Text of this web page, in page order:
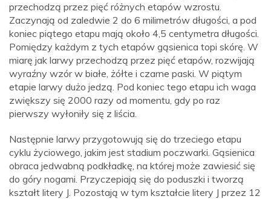
przechodzą przez pięć różnych etapów wzrostu.
Zaczynają od zaledwie 2 do 6 milimetrów długości, a pod
koniec piątego etapu mają około 4,5 centymetra długości.
Pomiędzy każdym z tych etapów gąsienica topi skórę. W
miarę jak larwy przechodzą przez pięć etapów, rozwijają
wyraźny wzór w białe, żółte i czarne paski. W piątym
etapie larwy dużo jedzą. Pod koniec tego etapu ich waga
zwiększy się 2000 razy od momentu, gdy po raz
pierwszy wyłoniły się z liścia.
Następnie larwy przygotowują się do trzeciego etapu
cyklu życiowego, jakim jest stadium poczwarki. Gąsienica
obraca jedwabną podkładkę, na której może zawiesić się
do góry nogami. Przyczepiają się do poduszki i tworzą
kształt litery J. Pozostają w tym kształcie litery J przez 12